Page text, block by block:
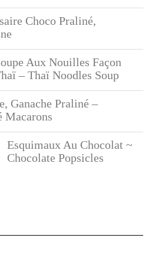
Choco Praliné,
Aux Nouilles Façon
– Thaï Noodles Soup
Ganache Praliné –
Macarons
Esquimaux Au Chocolat ~
Chocolate Popsicles